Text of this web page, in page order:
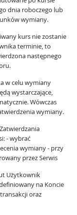
dnia roboczego lub
wymiany.
kurs nie zostanie
terminie, to
następnego
w celu wymiany
wystarczające,
Wówczas
wymiany.
- wybrać
wymiany - przy
przez Serwis
Użytkownik
na Koncie
oraz